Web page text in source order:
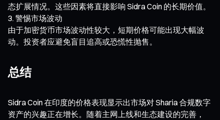
态扩展情况。这些因素将直接影响 Sidra Coin 的长期价值。
警惕市场波动
由于加密货币市场波动性较大，短期价格可能出现大幅波
动。投资者应避免盲目追高或恐慌性抛售。
总结
Sidra Coin 在印度的价格表现显示出市场对 Sharia 合规数字
资产的兴趣正在增长。随着主网上线和生态建设的完善，